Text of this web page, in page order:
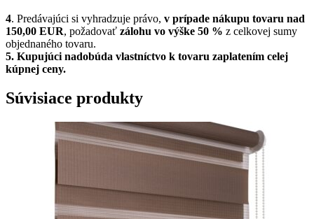
4. Predávajúci si vyhradzuje právo, v prípade nákupu tovaru nad
150,00 EUR, požadovať zálohu vo výške 50 % z celkovej sumy
objednaného tovaru.
5. Kupujúci nadobúda vlastníctvo k tovaru zaplatením celej
kúpnej ceny.
Súvisiace produkty